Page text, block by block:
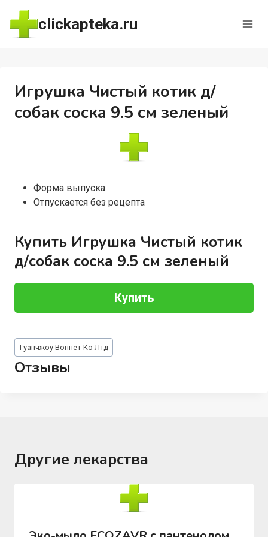
Перейти
содержимому
clickapteka.ru
Игрушка Чистый котик д/
собак соска 9.5 см зеленый
Форма выпуска:
Отпускается без рецепта
Купить Игрушка Чистый котик
д/собак соска 9.5 см зеленый
Купить
Метки
записи:
Гуанчжоу Вонпет Ко Лтд
Отзывы
Другие лекарства